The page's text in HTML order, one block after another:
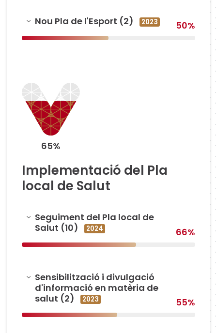
Amagar
Nou Pla de l'Esport (2) 2023 50%
65%
Implementació del Pla
local de Salut
Amagar
Seguiment del Pla local de
Salut (10)
2024 66%
Amagar
Sensibilització i divulgació
d'informació en matèria de
salut (2)
2023 55%